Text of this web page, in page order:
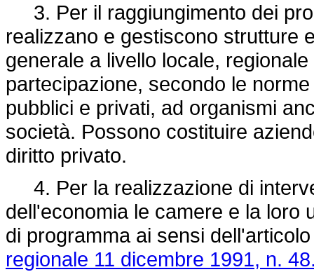
3. Per il raggiungimento dei
realizzano e gestiscono strutture
generale a livello locale,
partecipazione, secondo le
pubblici e privati, ad organismi
società. Possono costituire
diritto privato.
4. Per la realizzazione di
dell'economia le camere e la loro
di programma ai sensi
regionale 11 dicembre 1991, n.